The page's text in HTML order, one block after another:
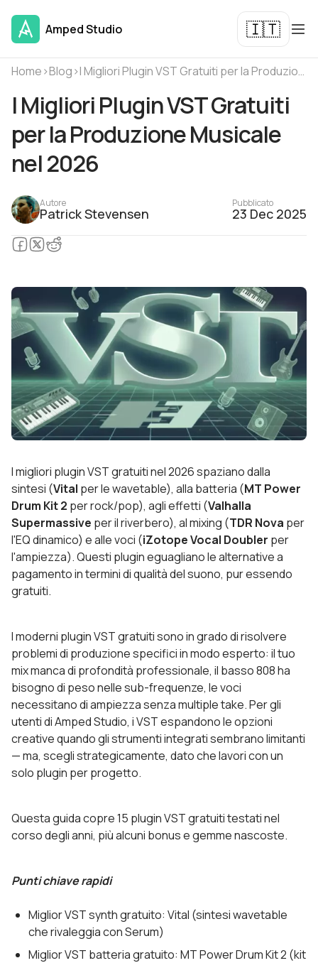
Amped Studio 🇮🇹
Home›Blog› I Migliori Plugin VST Gratuiti per la Produzione Musicale nel 2026
I Migliori Plugin VST Gratuiti
per la Produzione Musicale
nel 2026
Autore
Patrick Stevensen
Pubblicato
23 Dec 2025
I migliori plugin VST gratuiti nel 2026 spaziano dalla
sintesi (Vital per le wavetable), alla batteria (MT Power
Drum Kit 2 per rock/pop), agli effetti (Valhalla
Supermassive per il riverbero), al mixing (TDR Nova per
l'EQ dinamico) e alle voci (iZotope Vocal Doubler per
l'ampiezza). Questi plugin eguagliano le alternative a
pagamento in termini di qualità del suono, pur essendo
gratuiti.
I moderni plugin VST gratuiti sono in grado di risolvere
problemi di produzione specifici in modo esperto: il tuo
mix manca di profondità professionale, il basso 808 ha
bisogno di peso nelle sub-frequenze, le voci
necessitano di ampiezza senza multiple take. Per gli
utenti di Amped Studio, i VST espandono le opzioni
creative quando gli strumenti integrati sembrano limitanti
— ma, scegli strategicamente, dato che lavori con un
solo plugin per progetto.
Questa guida copre 15 plugin VST gratuiti testati nel
corso degli anni, più alcuni bonus e gemme nascoste.
Punti chiave rapidi
Miglior VST synth gratuito: Vital (sintesi wavetable
che rivaleggia con Serum)
Miglior VST batteria gratuito: MT Power Drum Kit 2 (kit